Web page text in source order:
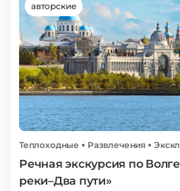
авторские
Теплоходные Развлечения
Речная экскурсия по
реки–Два пути»